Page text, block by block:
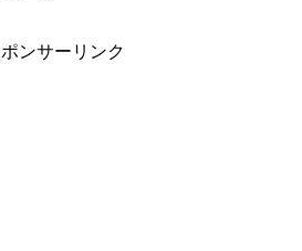
ンサーリンク